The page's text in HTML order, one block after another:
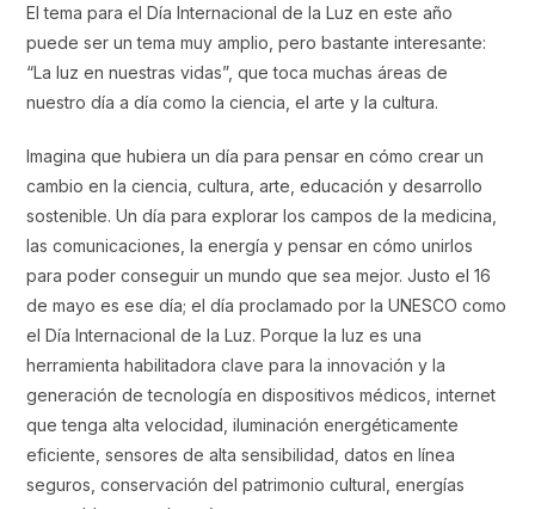
El tema para el Día Internacional de la Luz en este año
puede ser un tema muy amplio, pero bastante interesante:
“La luz en nuestras vidas”, que toca muchas áreas de
nuestro día a día como la ciencia, el arte y la cultura.
Imagina que hubiera un día para pensar en cómo crear un
cambio en la ciencia, cultura, arte, educación y desarrollo
sostenible. Un día para explorar los campos de la medicina,
las comunicaciones, la energía y pensar en cómo unirlos
para poder conseguir un mundo que sea mejor. Justo el 16
de mayo es ese día; el día proclamado por la UNESCO como
el Día Internacional de la Luz. Porque la luz es una
herramienta habilitadora clave para la innovación y la
generación de tecnología en dispositivos médicos, internet
que tenga alta velocidad, iluminación energéticamente
eficiente, sensores de alta sensibilidad, datos en línea
seguros, conservación del patrimonio cultural, energías